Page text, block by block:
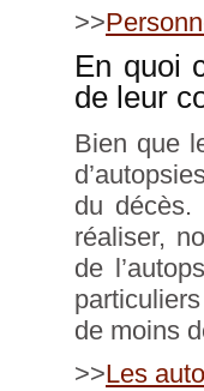
>>
En quoi
de leur
Bien que
du décès.
réaliser,
de
de moins
>>Les